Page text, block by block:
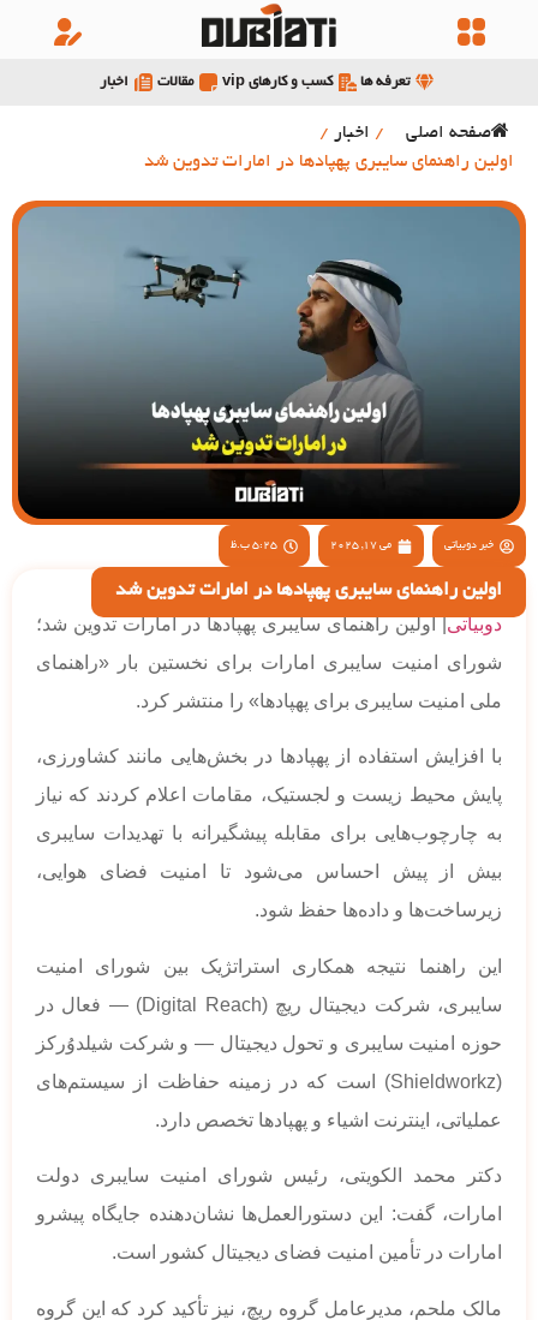
تعرفه ها کسب و کارهای vip مقالات اخبار
صفحه اصلی / اخبار /
اولین راهنمای سایبری پهپادها در امارات تدوین شد
خبر دوبیاتی می 17, 2025 5:25 ب.ظ
اولین راهنمای سایبری پهپادها در امارات تدوین شد
دوبیاتی| اولین راهنمای سایبری پهپادها در امارات تدوین شد؛
شورای امنیت سایبری امارات برای نخستین بار «راهنمای
ملی امنیت سایبری برای پهپادها» را منتشر کرد.
با افزایش استفاده از پهپادها در بخش‌هایی مانند کشاورزی،
پایش محیط زیست و لجستیک، مقامات اعلام کردند که نیاز
به چارچوب‌هایی برای مقابله پیشگیرانه با تهدیدات سایبری
بیش از پیش احساس می‌شود تا امنیت فضای هوایی،
زیرساخت‌ها و داده‌ها حفظ شود.
این راهنما نتیجه همکاری استراتژیک بین شورای امنیت
سایبری، شرکت دیجیتال ریچ (Digital Reach) — فعال در
حوزه امنیت سایبری و تحول دیجیتال — و شرکت شیلدوُرکز
(Shieldworkz) است که در زمینه حفاظت از سیستم‌های
عملیاتی، اینترنت اشیاء و پهپادها تخصص دارد.
دکتر محمد الکویتی، رئیس شورای امنیت سایبری دولت
امارات، گفت: این دستورالعمل‌ها نشان‌دهنده جایگاه پیشرو
امارات در تأمین امنیت فضای دیجیتال کشور است.
مالک ملحم، مدیرعامل گروه ریچ، نیز تأکید کرد که این گروه